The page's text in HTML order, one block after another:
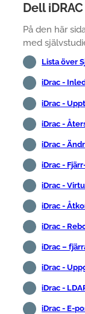
Dell
På den här
med
Lista över
iDrac -
iDrac -
iDrac -
iDrac -
iDrac -
iDrac -
iDrac -
iDrac -
iDrac –
iDrac -
iDrac -
iDrac - E-